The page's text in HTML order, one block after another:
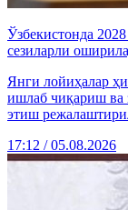
Ўзбекистонда
сезиларли
Янги лойиҳалар
ишлаб чиқариш ва
этиш
17:12 / 05.08.2026